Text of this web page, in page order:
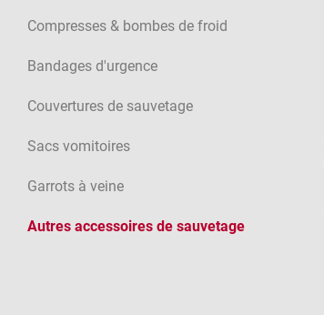
Compresses & bombes de froid
Bandages d'urgence
Couvertures de sauvetage
Sacs vomitoires
Garrots à veine
Autres accessoires de sauvetage